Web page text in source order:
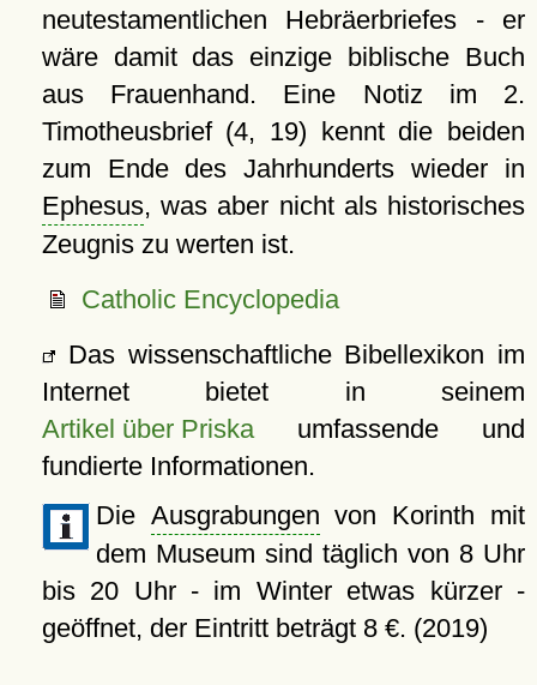
neutestamentlichen Hebräerbriefes - er
wäre damit das einzige biblische Buch
aus Frauenhand. Eine Notiz im 2.
Timotheusbrief (4, 19) kennt die beiden
zum Ende des Jahrhunderts wieder in
Ephesus, was aber nicht als historisches
Zeugnis zu werten ist.
Catholic Encyclopedia
Das wissenschaftliche Bibellexikon im
Internet bietet in seinem
Artikel über Priskaumfassende und
fundierte Informationen.
Die Ausgrabungen von Korinth mit
dem Museum sind täglich von 8 Uhr
bis 20 Uhr - im Winter etwas kürzer -
geöffnet, der Eintritt beträgt 8 €. (2019)